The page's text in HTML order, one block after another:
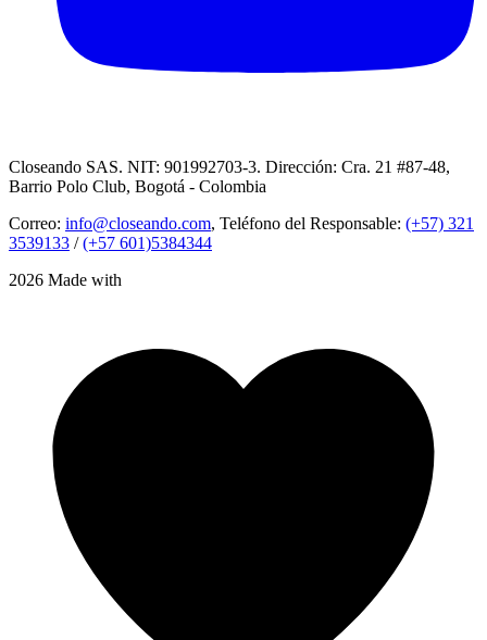
Closeando SAS. NIT: 901992703-3. Dirección: Cra. 21 #87-48,
Barrio Polo Club, Bogotá - Colombia
Correo: info@closeando.com, Teléfono del Responsable: (+57) 321
3539133 /(+57 601)5384344
2026 Made with